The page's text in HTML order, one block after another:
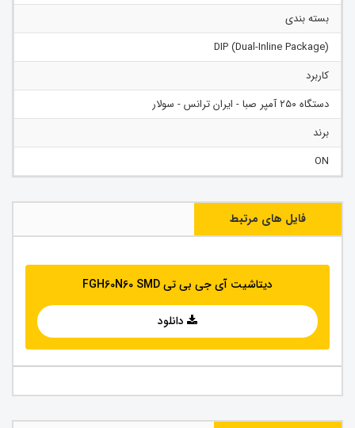
بسته بندی
(Dual-Inline Package) DIP
کاربرد
دستگاه ۲۵۰ آمپر صبا - ایران ترانس - سولار
برند
ON
فایل های مرتبط
دیتاشیت آی جی بی تی FGH60N60 SMD
دانلود